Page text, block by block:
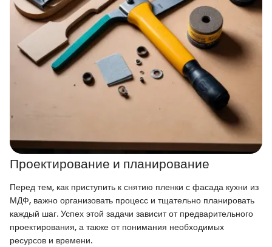
Проектирование и планирование
Перед тем, как приступить к снятию пленки с фасада кухни из
МДФ, важно организовать процесс и тщательно планировать
каждый шаг. Успех этой задачи зависит от предварительного
проектирования, а также от понимания необходимых
ресурсов и времени.